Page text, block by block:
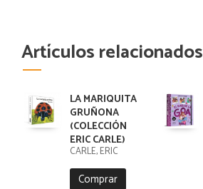
Artículos relacionados
LA MARIQUITA
GRUÑONA
(COLECCIÓN
ERIC CARLE)
CARLE, ERIC
Comprar